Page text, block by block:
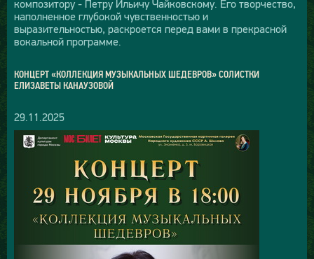
композитору - Петру Ильичу Чайковскому. Его творчество,
наполненное глубокой чувственностью и
выразительностью, раскроется перед вами в прекрасной
вокальной программе.
КОНЦЕРТ «КОЛЛЕКЦИЯ МУЗЫКАЛЬНЫХ ШЕДЕВРОВ» СОЛИСТКИ
ЕЛИЗАВЕТЫ КАНАУЗОВОЙ
29.11.2025